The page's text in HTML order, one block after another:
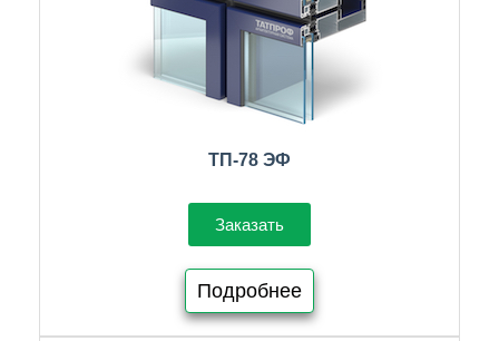
ТП-78 ЭФ
Заказать
Подробнее